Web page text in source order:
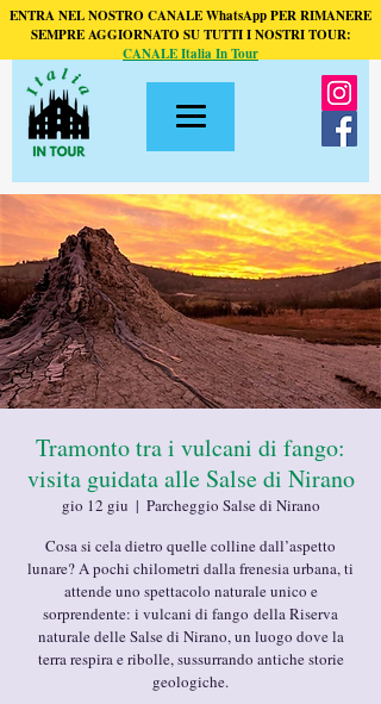
ENTRA NEL NOSTRO CANALE WhatsApp PER RIMANERE
SEMPRE AGGIORNATO SU TUTTI I NOSTRI TOUR:
CANALE Italia In Tour
Tramonto tra i vulcani di fango:
visita guidata alle Salse di Nirano
gio 12 giu
  |
Parcheggio Salse di Nirano
Cosa si cela dietro quelle colline dall’aspetto
lunare? A pochi chilometri dalla frenesia urbana, ti
attende uno spettacolo naturale unico e
sorprendente: i vulcani di fango della Riserva
naturale delle Salse di Nirano, un luogo dove la
terra respira e ribolle, sussurrando antiche storie
geologiche.